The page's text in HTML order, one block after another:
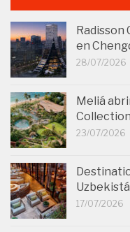
en
28/07/2026
Meliá
23/07/2026
17/07/2026